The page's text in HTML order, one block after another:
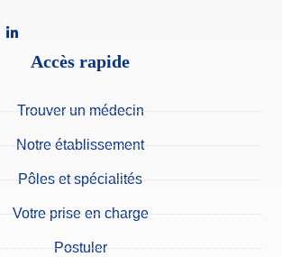
Accès rapide
Trouver un médecin
Notre établissement
Pôles et spécialités
Votre prise en charge
Postuler